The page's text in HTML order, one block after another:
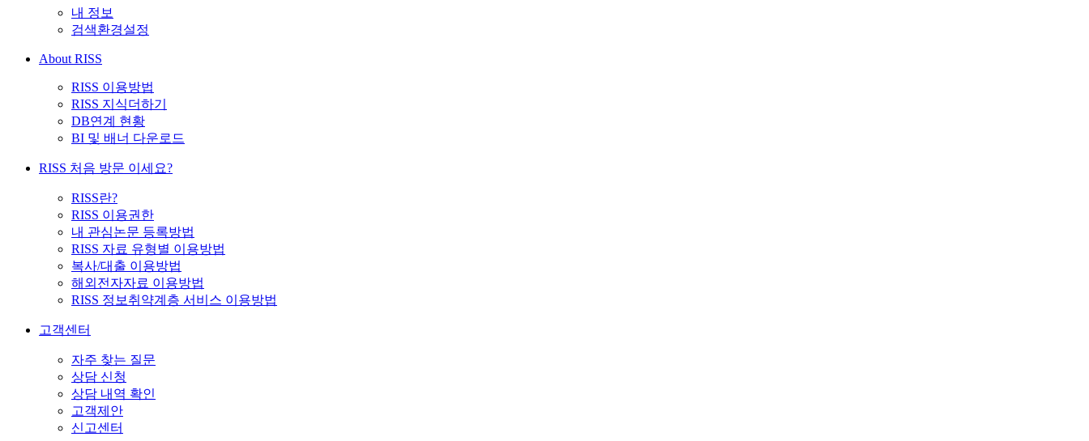
내 정보
검색환경설정
About RISS
RISS 이용방법
RISS 지식더하기
DB연계 현황
BI 및 배너 다운로드
RISS 처음 방문 이세요?
RISS란?
RISS 이용권한
내 관심논문 등록방법
RISS 자료 유형별 이용방법
복사/대출 이용방법
해외전자자료 이용방법
RISS 정보취약계층 서비스 이용방법
고객센터
자주 찾는 질문
상담 신청
상담 내역 확인
고객제안
신고센터